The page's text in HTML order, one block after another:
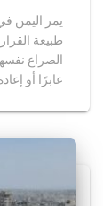
يمر اليمن
طبيعة
الصراع
عابرًا أو